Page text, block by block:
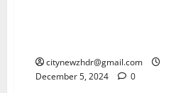
citynewzhdr@gmail.com
December 5, 2024
0